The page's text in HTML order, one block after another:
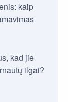
kaip
kad jie
ilgai?